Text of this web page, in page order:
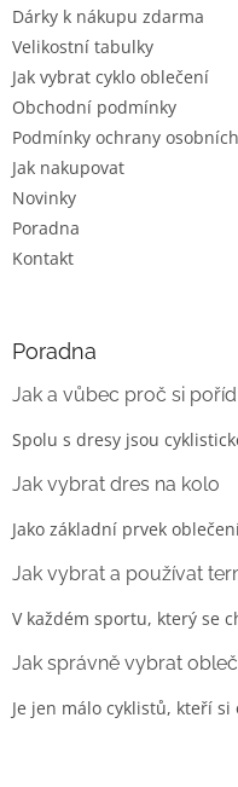
Dárky k nákupu zdarma
Velikostní tabulky
Jak vybrat cyklo oblečení
Obchodní podmínky
Podmínky ochrany
Jak nakupovat
Novinky
Poradna
Kontakt
Poradna
Jak a vůbec proč si
Spolu s dresy jsou
Jak vybrat dres na kolo
Jako základní prvek
Jak vybrat a používat
V každém sportu, který se
Jak správně vybrat
Je jen málo cyklistů, kteří si